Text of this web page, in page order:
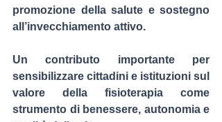
promozione della salute e sostegno
all’invecchiamento attivo.
Un contributo importante per
sensibilizzare cittadini e istituzioni sul
valore della fisioterapia come
strumento di benessere, autonomia e